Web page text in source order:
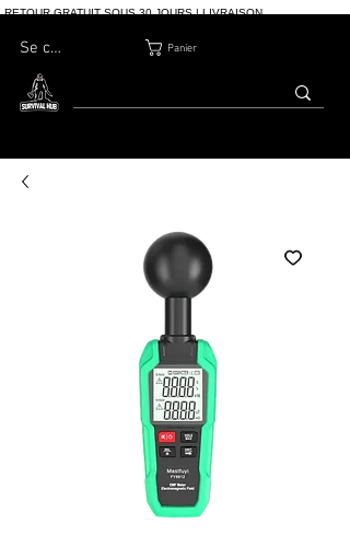
RETOUR GRATUIT SOUS 30 JOURS | LIVRAISON
Panier
Se connecter